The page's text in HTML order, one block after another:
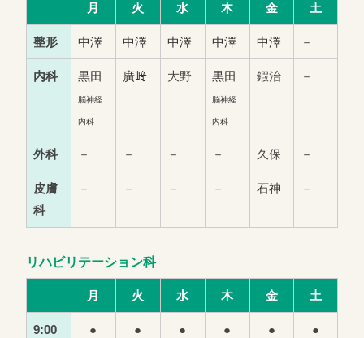
月 火 水 木 金 土
整形 中澤 中澤 中澤 中澤 中澤 －
内科 黒田
脳神経
内科
廣﨑 大野 黒田
脳神経
内科
鍜治 －
外科 － － － － 久保 －
皮膚
科
－ － － － 石神 －
リハビリテーション科
月 火 水 木 金 土
9:00
● ● ● ● ● ●